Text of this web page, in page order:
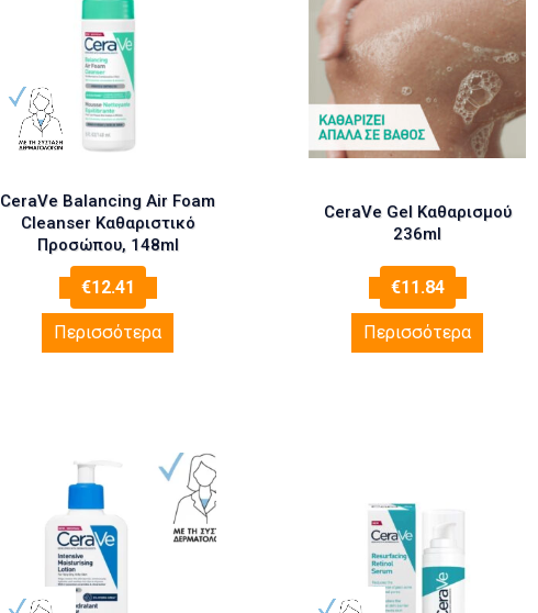
CeraVe Balancing Air Foam
Cleanser Καθαριστικό
Προσώπου, 148ml
€12.41
Περισσότερα
CeraVe Gel Καθαρισμού
236ml
€11.84
Περισσότερα